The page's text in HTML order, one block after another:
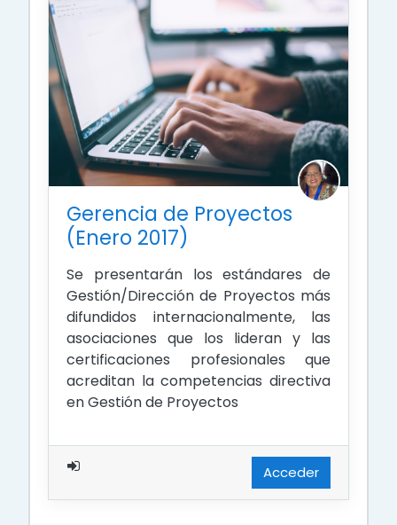
Gerencia de Proyectos
(Enero 2017)
Se presentarán los estándares de
Gestión/Dirección de Proyectos más
difundidos internacionalmente, las
asociaciones que los lideran y las
certificaciones profesionales que
acreditan la competencias directiva
en Gestión de Proyectos
Acceder